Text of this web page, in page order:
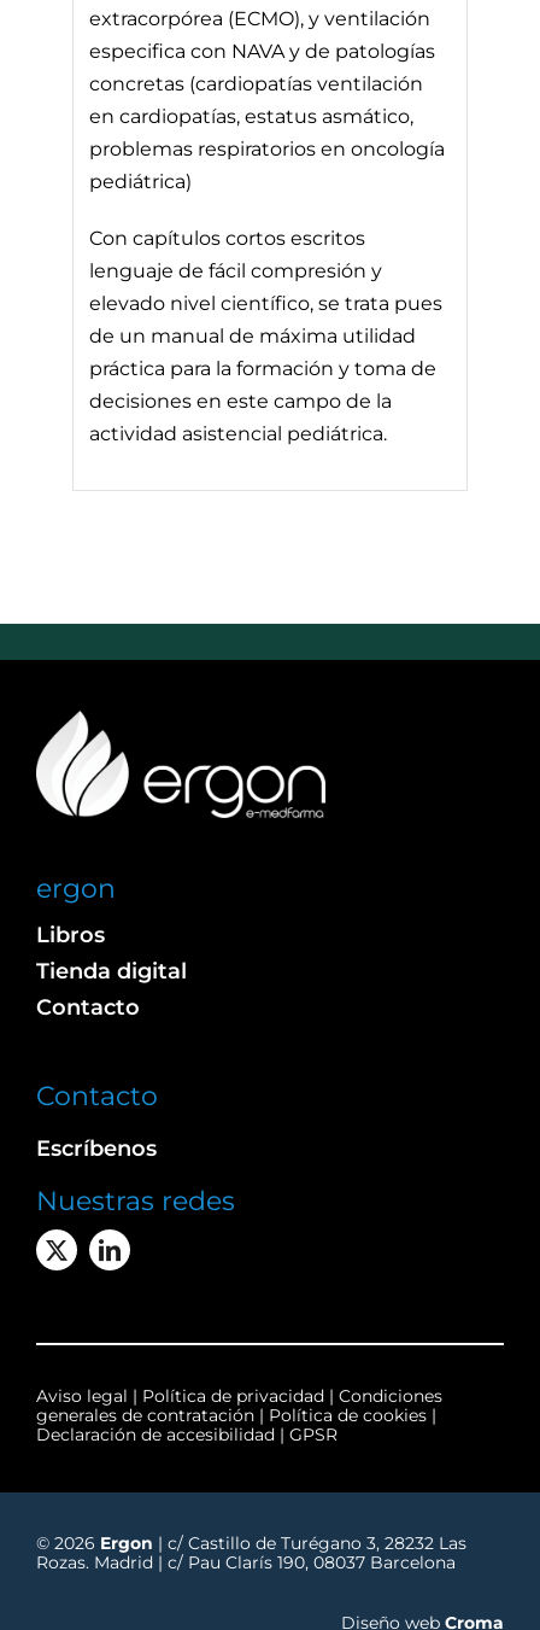
extracorpórea (ECMO), y ventilación
especifica con NAVA y de patologías
concretas (cardiopatías ventilación
en cardiopatías, estatus asmático,
problemas respiratorios en oncología
pediátrica)
Con capítulos cortos escritos
lenguaje de fácil compresión y
elevado nivel científico, se trata pues
de un manual de máxima utilidad
práctica para la formación y toma de
decisiones en este campo de la
actividad asistencial pediátrica.
ergon
Libros
Tienda digital
Contacto
Contacto
Escríbenos
Nuestras redes
Aviso legal | Política de privacidad | Condiciones
generales de contratación| Política de cookies|
Declaración de accesibilidad| GPSR
© 2026 Ergon | c/ Castillo de Turégano 3, 28232 Las
Rozas. Madrid | c/ Pau Clarís 190, 08037 Barcelona
Diseño webCroma